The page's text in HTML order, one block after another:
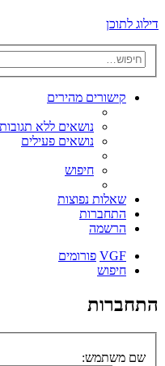
דילוג לתוכן
קישורים מהירים
נושאים ללא תגובות
נושאים פעילים
חיפוש
שאלות נפוצות
התחברות
הרשמה
VGF פורומים
חיפוש
התחברות
שם משתמש: